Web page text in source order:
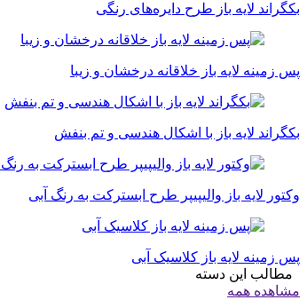
بکگراند لایه باز طرح دایره‌های رنگی
پس زمینه لایه باز خلاقانه درخشان و زیبا
بکگراند لایه باز با اشکال هندسی و تم بنفش
وکتور لایه باز والیپیپر طرح ابسترکت به رنگ آبی
پس زمینه لایه باز کلاسیک آبی
مطالب این دسته
مشاهده همه